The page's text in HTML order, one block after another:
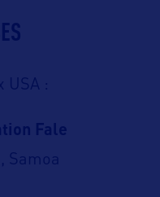
USA :
Fale
Samoa